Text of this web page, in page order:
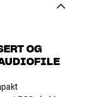
OG